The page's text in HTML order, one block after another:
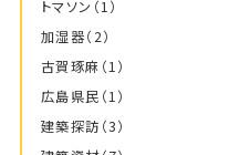
トマソン （1）
加湿器（2）
古賀琢麻 （1）
広島県民 （1）
建築探訪 （3）